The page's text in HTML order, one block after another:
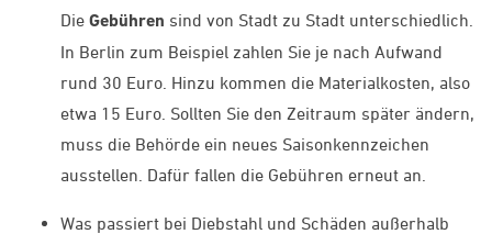
Die Gebühren sind von Stadt zu Stadt unterschiedlich.
In Berlin zum Beispiel zahlen Sie je nach Aufwand
rund 30 Euro. Hinzu kommen die Materialkosten, also
etwa 15 Euro. Sollten Sie den Zeitraum später ändern,
muss die Behörde ein neues Saisonkennzeichen
ausstellen. Dafür fallen die Gebühren erneut an.
Was passiert bei Diebstahl und Schäden außerhalb